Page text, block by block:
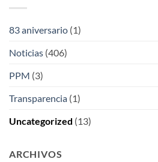
83 aniversario (1)
Noticias (406)
PPM (3)
Transparencia (1)
Uncategorized (13)
ARCHIVOS